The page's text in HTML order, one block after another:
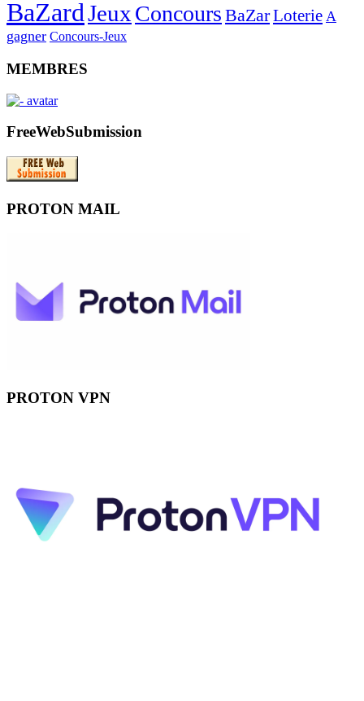
BaZardJeuxConcours BaZarLoterie A
gagner Concours-Jeux
MEMBRES
FreeWebSubmission
PROTON MAIL
PROTON VPN